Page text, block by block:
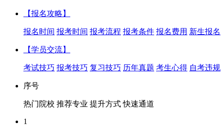
【报名攻略】
报名时间 报考时间 报考流程 报考条件 报名费用 新生报名
【学员交流】
考试技巧 报考技巧 复习技巧 历年真题 考生心得 自考违规
序号
热门院校 推荐专业 提升方式 快速通道
1